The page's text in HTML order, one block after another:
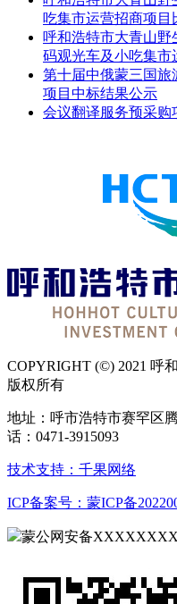
吃集市运营招商项目
呼和浩特市大青山野
码观光车及小吃集市
第十届中俄蒙三国旅
项目中标结果公示
会议翻译服务预采购
COPYRIGHT (©) 2021 呼
版权所有
地址：呼市浩特市赛罕区
话：0471-3915093
技术支持：千果网络
ICP备案号：蒙ICP备
蒙公网安备